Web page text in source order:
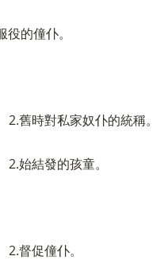
的僮仆。
2.舊時對私家奴仆的統稱。
始結發的孩童。
督促僮仆。